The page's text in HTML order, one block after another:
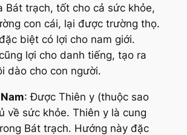
Bát trạch, tốt cho cả sức khỏe,
con cái, lại được trường thọ.
biệt có lợi cho nam giới.
lợi cho danh tiếng, tạo ra
dào cho con người.
: Được Thiên y (thuộc sao
về sức khỏe. Thiên y là cung
Bát trạch. Hướng này đặc